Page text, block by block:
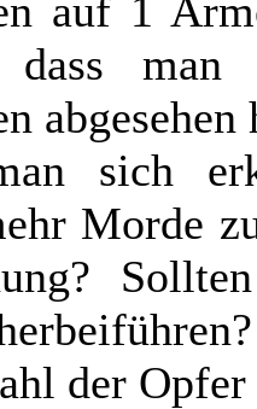
auf 1
dass
abgesehen
sich
Morde
der